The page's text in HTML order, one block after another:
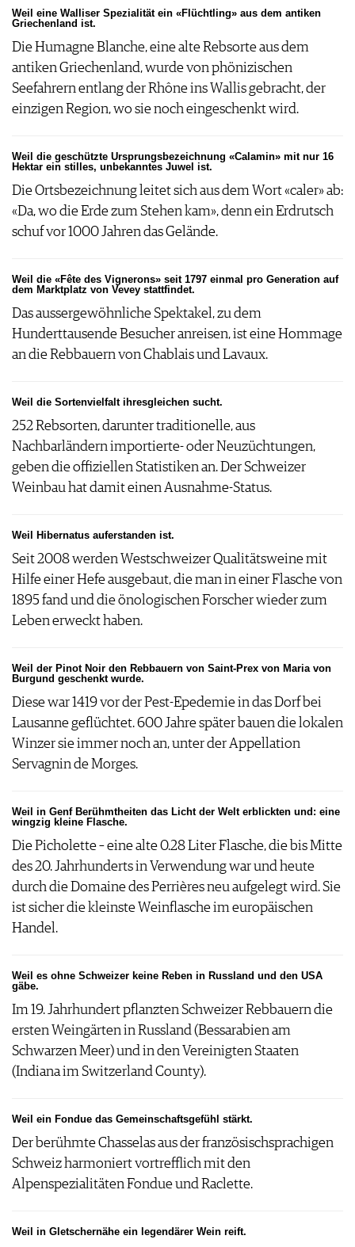
Weil eine Walliser Spezialität ein «Flüchtling» aus dem antiken
Griechenland ist.
Die Humagne Blanche, eine alte Rebsorte aus dem
antiken Griechenland, wurde von phönizischen
Seefahrern entlang der Rhône ins Wallis gebracht, der
einzigen Region, wo sie noch eingeschenkt wird.
Weil die geschützte Ursprungsbezeichnung «Calamin» mit nur 16
Hektar ein stilles, unbekanntes Juwel ist.
Die Ortsbezeichnung leitet sich aus dem Wort «caler» ab:
«Da, wo die Erde zum Stehen kam», denn ein Erdrutsch
schuf vor 1000 Jahren das Gelände.
Weil die «Fête des Vignerons» seit 1797 einmal pro Generation auf
dem Marktplatz von Vevey stattfindet.
Das aussergewöhnliche Spektakel, zu dem
Hunderttausende Besucher anreisen, ist eine Hommage
an die Rebbauern von Chablais und Lavaux.
Weil die Sortenvielfalt ihresgleichen sucht.
252 Rebsorten, darunter traditionelle, aus
Nachbarländern importierte- oder Neuzüchtungen,
geben die offiziellen Statistiken an. Der Schweizer
Weinbau hat damit einen Ausnahme-Status.
Weil Hibernatus auferstanden ist.
Seit 2008 werden Westschweizer Qualitätsweine mit
Hilfe einer Hefe ausgebaut, die man in einer Flasche von
1895 fand und die önologischen Forscher wieder zum
Leben erweckt haben.
Weil der Pinot Noir den Rebbauern von Saint-Prex von Maria von
Burgund geschenkt wurde.
Diese war 1419 vor der Pest-Epedemie in das Dorf bei
Lausanne geflüchtet. 600 Jahre später bauen die lokalen
Winzer sie immer noch an, unter der Appellation
Servagnin de Morges.
Weil in Genf Berühmtheiten das Licht der Welt erblickten und: eine
wingzig kleine Flasche.
Die Picholette – eine alte 0.28 Liter Flasche, die bis Mitte
des 20. Jahrhunderts in Verwendung war und heute
durch die Domaine des Perrières neu aufgelegt wird. Sie
ist sicher die kleinste Weinflasche im europäischen
Handel.
Weil es ohne Schweizer keine Reben in Russland und den USA
gäbe.
Im 19. Jahrhundert pflanzten Schweizer Rebbauern die
ersten Weingärten in Russland (Bessarabien am
Schwarzen Meer) und in den Vereinigten Staaten
(Indiana im Switzerland County).
Weil ein Fondue das Gemeinschaftsgefühl stärkt.
Der berühmte Chasselas aus der französischsprachigen
Schweiz harmoniert vortrefflich mit den
Alpenspezialitäten Fondue und Raclette.
Weil in Gletschernähe ein legendärer Wein reift.